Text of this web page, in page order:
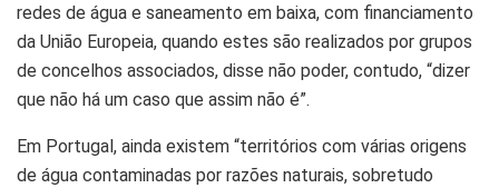
redes de água e saneamento em baixa, com financiamento
da União Europeia, quando estes são realizados por grupos
de concelhos associados, disse não poder, contudo, “dizer
que não há um caso que assim não é”.
Em Portugal, ainda existem “territórios com várias origens
de água contaminadas por razões naturais, sobretudo